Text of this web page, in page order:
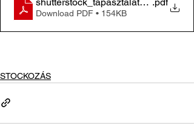
Download PDF • 154KB
STOCKOZÁS